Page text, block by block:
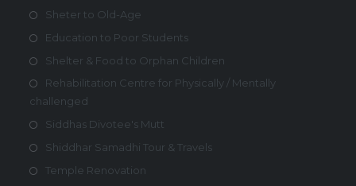
Sheter to Old-Age
Education to Poor Students
Shelter & Food to Orphan Children
Rehabilitation Centre for Physically / Mentally
challenged
Siddhas Divotee's Mutt
Shiddhar Samadhi Tour & Travels
Temple Renovation